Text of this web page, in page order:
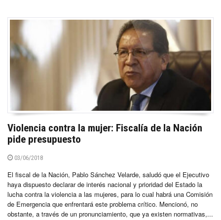
Violencia contra la mujer: Fiscalía de la Nación
pide presupuesto
03/06/2018
El fiscal de la Nación, Pablo Sánchez Velarde, saludó que el Ejecutivo
haya dispuesto declarar de interés nacional y prioridad del Estado la
lucha contra la violencia a las mujeres, para lo cual habrá una Comisión
de Emergencia que enfrentará este problema crítico. Mencionó, no
obstante, a través de un pronunciamiento, que ya existen normativas,...